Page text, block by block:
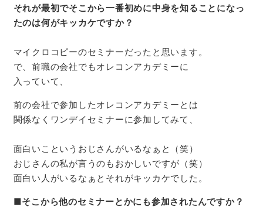
それが最初でそこから一番初めに中身を知ることになっ
たのは何がキッカケですか？
マイクロコピーのセミナーだったと思います。
で、前職の会社でもオレコンアカデミーに
入っていて、
前の会社で参加したオレコンアカデミーとは
関係なくワンデイセミナーに参加してみて、
面白いこというおじさんがいるなぁと（笑）
おじさんの私が言うのもおかしいですが（笑）
面白い人がいるなぁとそれがキッカケでした。
■そこから他のセミナーとかにも参加されたんですか？